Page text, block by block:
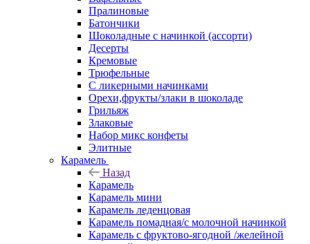
Пралиновые
Батончики
Шоколадные с начинкой (ассорти)
Десерты
Кремовые
Трюфельные
С ликерными начинками
Орехи,фрукты/злаки в шоколаде
Грильяж
Злаковые
Набор микс конфеты
Элитные
Карамель
Назад
Карамель
Карамель мини
Карамель леденцовая
Карамель помадная/с молочной начинкой
Карамель с фруктово-ягодной /желейной